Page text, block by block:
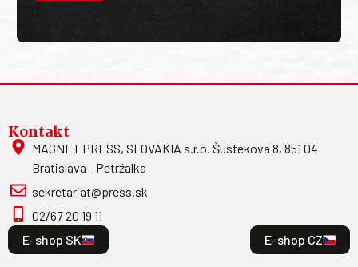
Kontakt
MAGNET PRESS, SLOVAKIA s.r.o. Šustekova 8, 851 04
Bratislava - Petržalka
sekretariat@press.sk
02/67 20 19 11
E-shop SK
E-shop CZ